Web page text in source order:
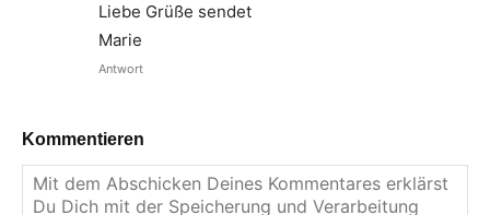
Liebe Grüße sendet
Marie
Antwort
Kommentieren